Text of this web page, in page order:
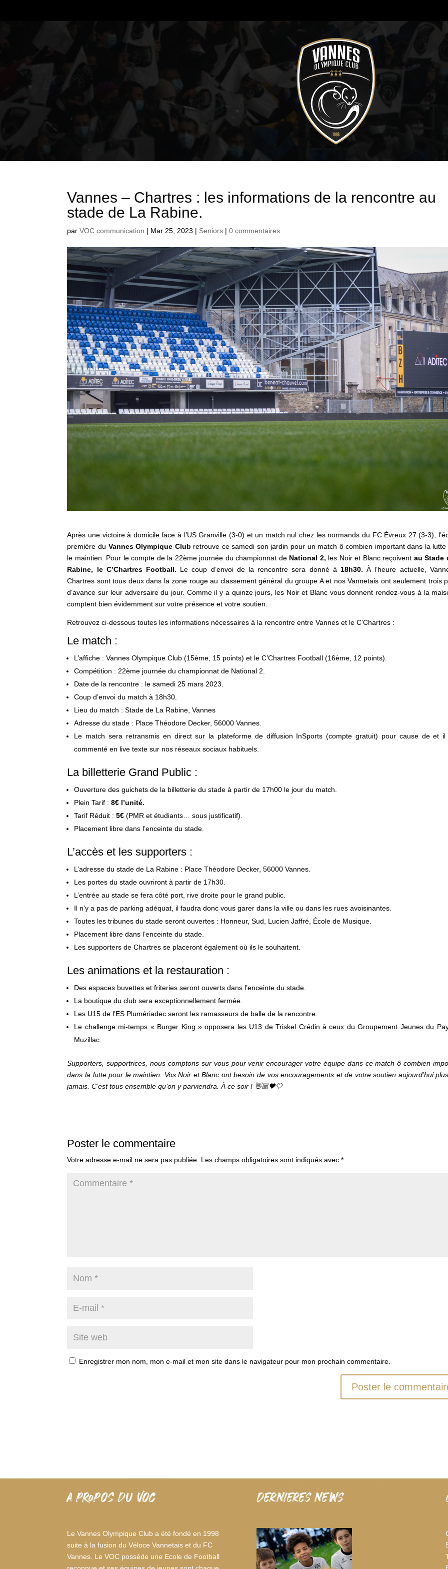
Vannes – Chartres : les informations de la rencontre au
stade de La Rabine.
parVOC communication | Mar 25, 2023 | Seniors |0 commentaires
Après une victoire à domicile face à l’US Granville (3-0) et un match nul chez les normands du FC Évreux 27 (3-3),
première du Vannes Olympique Club retrouve ce samedi son jardin pour un match ô combien important dans la lutte
le maintien. Pour le compte de la 22ème journée du championnat de National 2, les Noir et Blanc reçoivent auStade
Rabine, le C’Chartres Football. Le coup d’envoi de la rencontre sera donné à 18h30.À l’heure actuelle,
Chartres sont tous deux dans la zone rouge au classement général du groupe A et nos Vannetais ont seulement trois
d’avance sur leur adversaire du jour. Comme il y a quinze jours, les Noir et Blanc vous donnent rendez-vous à la
comptent bien évidemment sur votre présence et votre soutien.
Retrouvez ci-dessous toutes les informations nécessaires à la rencontre entre Vannes et le C’Chartres :
Le match :
L’affiche : Vannes Olympique Club (15ème, 15 points) et le C’Chartres Football (16ème, 12 points).
Compétition : 22ème journée du championnat de National 2.
Date de la rencontre : le samedi 25 mars 2023.
Coup d’envoi du match à 18h30.
Lieu du match : Stade de La Rabine, Vannes
Adresse du stade : Place Théodore Decker, 56000 Vannes.
Le match sera retransmis en direct sur la plateforme de diffusion InSports (compte gratuit) pour cause de et il
commenté en live texte sur nos réseaux sociaux habituels.
La billetterie Grand Public :
Ouverture des guichets de la billetterie du stade à partir de 17h00 le jour du match.
Plein Tarif :8€ l’unité.
Tarif Réduit :5€(PMR et étudiants… sous justificatif).
Placement libre dans l’enceinte du stade.
L’accès et les supporters :
L’adresse du stade de La Rabine : Place Théodore Decker, 56000 Vannes.
Les portes du stade ouvriront à partir de 17h30.
L’entrée au stade se fera côté port, rive droite pour le grand public.
Il n’y a pas de parking adéquat, il faudra donc vous garer dans la ville ou dans les rues avoisinantes.
Toutes les tribunes du stade seront ouvertes : Honneur, Sud, Lucien Jaffré, École de Musique.
Placement libre dans l’enceinte du stade.
Les supporters de Chartres se placeront également où ils le souhaitent.
Les animations et la restauration :
Des espaces buvettes et friteries seront ouverts dans l’enceinte du stade.
La boutique du club sera exceptionnellement fermée.
Les U15 de l’ES Plumériadec seront les ramasseurs de balle de la rencontre.
Le challenge mi-temps « Burger King » opposera les U13 de Triskel Crédin à ceux du Groupement Jeunes du
Muzillac.
Supporters, supportrices, nous comptons sur vous pour venir encourager votre équipe dans ce match ô combien
dans la lutte pour le maintien. Vos Noir et Blanc ont besoin de vos encouragements et de votre soutien aujourd’hui
jamais. C’est tous ensemble qu’on y parviendra. À ce soir ! 👋🏼🖤🤍
Poster le commentaire
Votre adresse e-mail ne sera pas publiée. Les champs obligatoires sont indiqués avec*
Enregistrer mon nom, mon e-mail et mon site dans le navigateur pour mon prochain commentaire.
A PROPOS DU VOC
Le Vannes Olympique Club a été fondé en 1998
suite à la fusion du Véloce Vannetais et du FC
Vannes. Le VOC possède une Ecole de Football
dernieres news